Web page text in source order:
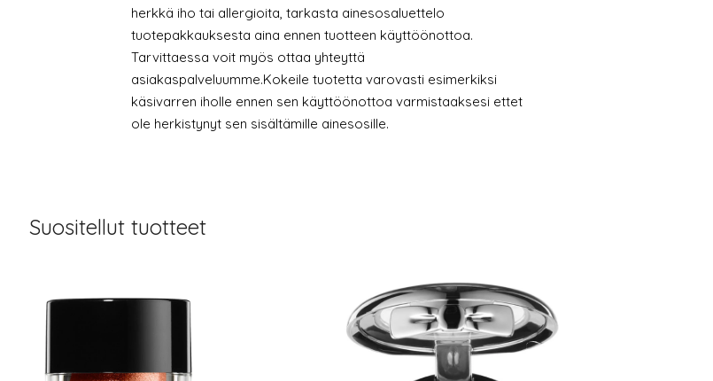
herkkä iho tai allergioita, tarkasta ainesosaluettelo
tuotepakkauksesta aina ennen tuotteen käyttöönottoa.
Tarvittaessa voit myös ottaa yhteyttä
asiakaspalveluumme.Kokeile tuotetta varovasti esimerkiksi
käsivarren iholle ennen sen käyttöönottoa varmistaaksesi ettet
ole herkistynyt sen sisältämille ainesosille.
Suositellut tuotteet